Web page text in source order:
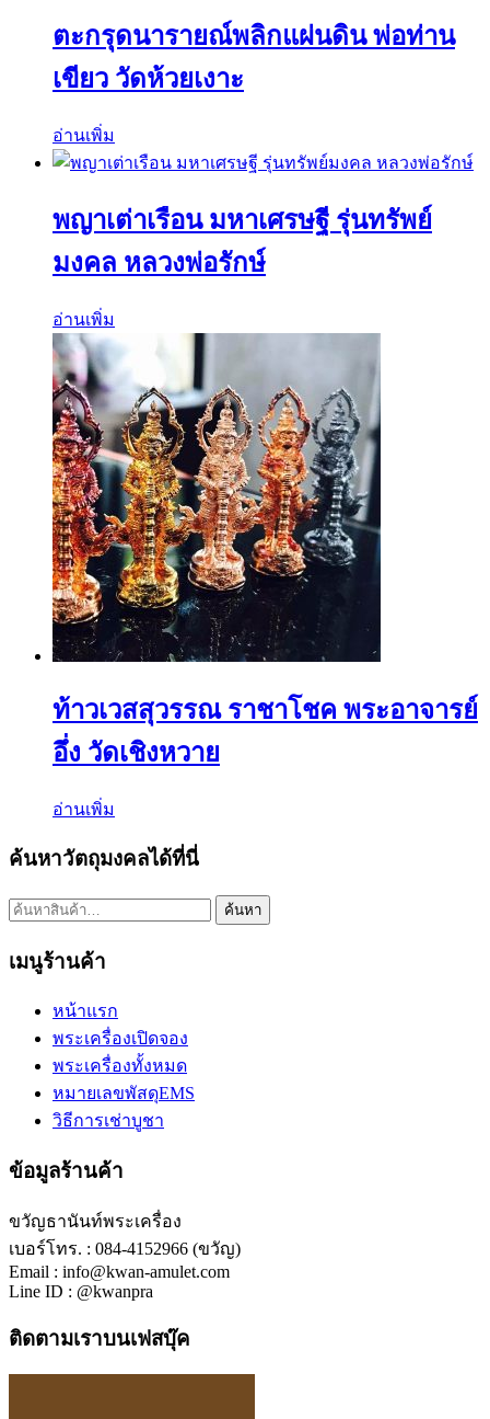
ตะกรุดนารายณ์พลิกแผ่นดิน พ่อท่าน
เขียว วัดห้วยเงาะ
อ่านเพิ่ม
พญาเต่าเรือน มหาเศรษฐี รุ่นทรัพย์
มงคล หลวงพ่อรักษ์
อ่านเพิ่ม
ท้าวเวสสุวรรณ ราชาโชค พระอาจารย์
อึ่ง วัดเชิงหวาย
อ่านเพิ่ม
ค้นหาวัตถุมงคลได้ที่นี่
ค้นหา: ค้นหา
เมนูร้านค้า
หน้าแรก
พระเครื่องเปิดจอง
พระเครื่องทั้งหมด
หมายเลขพัสดุEMS
วิธีการเช่าบูชา
ข้อมูลร้านค้า
ขวัญธานันท์พระเครื่อง
เบอร์โทร. : 084-4152966 (ขวัญ)
Email : info@kwan-amulet.com
Line ID : @kwanpra
ติดตามเราบนเฟสบุ๊ค